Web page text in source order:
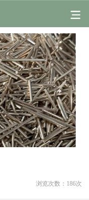
浏览次数： 186次